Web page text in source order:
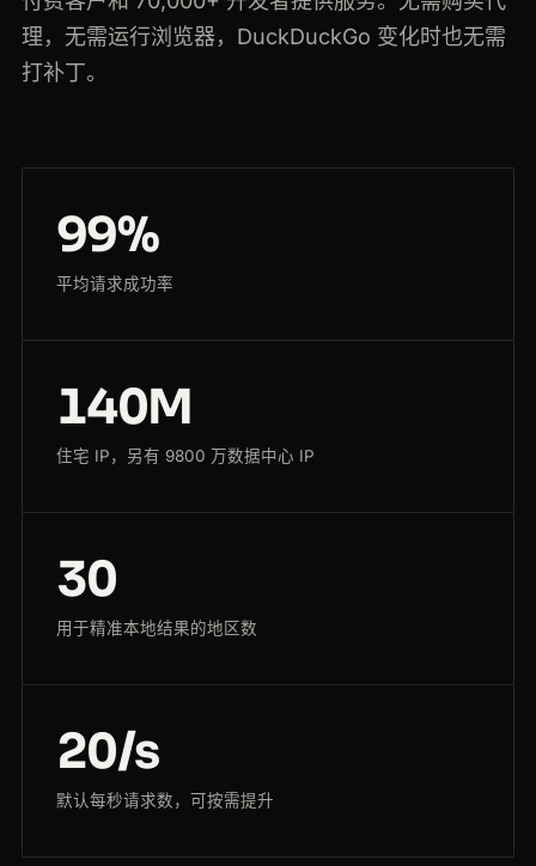
理，无需运行浏览器，DuckDuckGo 变化时也无需
打补丁。
99%
平均请求成功率
140M
住宅 IP，另有 9800 万数据中心 IP
30
用于精准本地结果的地区数
20/s
默认每秒请求数，可按需提升